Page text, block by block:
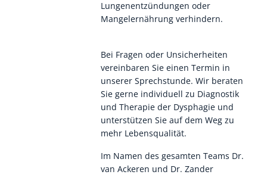
Lungenentzündungen oder
Mangelernährung verhindern.
Bei Fragen oder Unsicherheiten
vereinbaren Sie einen Termin in
unserer Sprechstunde. Wir beraten
Sie gerne individuell zu Diagnostik
und Therapie der Dysphagie und
unterstützen Sie auf dem Weg zu
mehr Lebensqualität.
Im Namen des gesamten Teams Dr.
van Ackeren und Dr. Zander